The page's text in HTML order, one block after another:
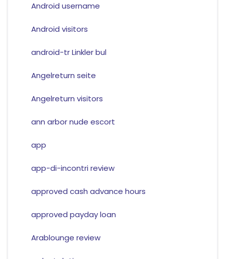
Android username
Android visitors
android-tr Linkler bul
Angelreturn seite
Angelreturn visitors
ann arbor nude escort
app
app-di-incontri review
approved cash advance hours
approved payday loan
Arablounge review